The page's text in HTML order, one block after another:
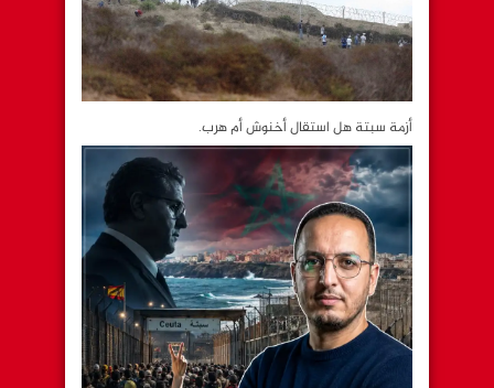
أزمة سبتة هل استقال أخنوش أم هرب.